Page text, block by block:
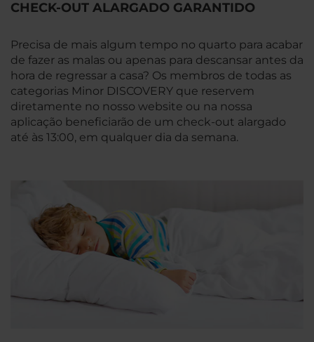
CHECK-OUT ALARGADO GARANTIDO
Precisa de mais algum tempo no quarto para acabar
de fazer as malas ou apenas para descansar antes da
hora de regressar a casa? Os membros de todas as
categorias Minor DISCOVERY que reservem
diretamente no nosso website ou na nossa
aplicação beneficiarão de um check-out alargado
até às 13:00, em qualquer dia da semana.